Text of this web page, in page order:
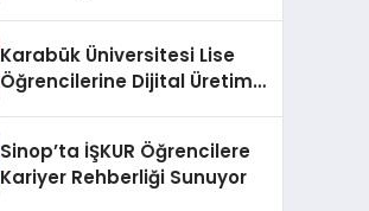
Karabük Üniversitesi Lise
Öğrencilerine Dijital Üretim
Sinop’ta İŞKUR Öğrencilere
Kariyer Rehberliği Sunuyor